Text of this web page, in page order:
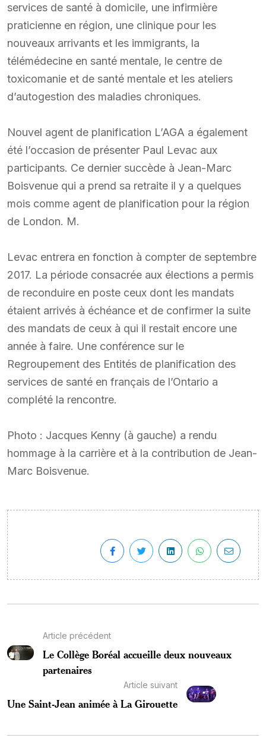
services de santé à domicile, une infirmière
praticienne en région, une clinique pour les
nouveaux arrivants et les immigrants, la
télémédecine en santé mentale, le centre de
toxicomanie et de santé mentale et les ateliers
d’autogestion des maladies chroniques.
Nouvel agent de planification L’AGA a également
été l’occasion de présenter Paul Levac aux
participants. Ce dernier succède à Jean-Marc
Boisvenue qui a prend sa retraite il y a quelques
mois comme agent de planification pour la région
de London. M.
Levac entrera en fonction à compter de septembre
2017. La période consacrée aux élections a permis
de reconduire en poste ceux dont les mandats
étaient arrivés à échéance et de confirmer la suite
des mandats de ceux à qui il restait encore une
année à faire. Une conférence sur le
Regroupement des Entités de planification des
services de santé en français de l’Ontario a
complété la rencontre.
Photo : Jacques Kenny (à gauche) a rendu
hommage à la carrière et à la contribution de Jean-
Marc Boisvenue.
Article précédent
Le Collège Boréal accueille deux nouveaux
partenaires
Article suivant
Une Saint-Jean animée à La Girouette